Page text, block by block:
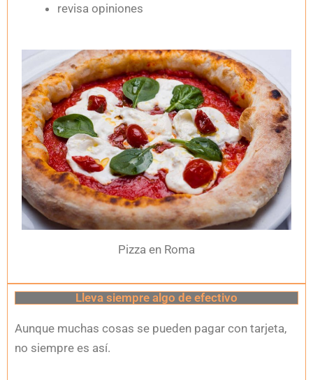
revisa opiniones
Pizza en Roma
Lleva siempre algo de efectivo
Aunque muchas cosas se pueden pagar con tarjeta,
no siempre es así.